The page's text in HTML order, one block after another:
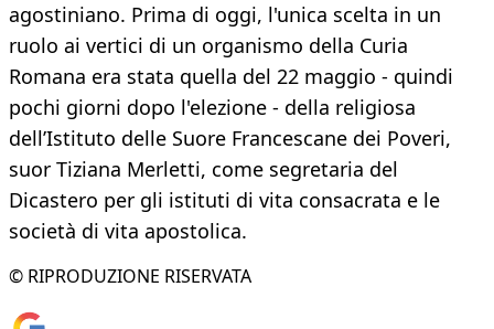
agostiniano. Prima di oggi, l'unica scelta in un
ruolo ai vertici di un organismo della Curia
Romana era stata quella del 22 maggio - quindi
pochi giorni dopo l'elezione - della religiosa
dell’Istituto delle Suore Francescane dei Poveri,
suor Tiziana Merletti, come segretaria del
Dicastero per gli istituti di vita consacrata e le
società di vita apostolica.
© RIPRODUZIONE RISERVATA